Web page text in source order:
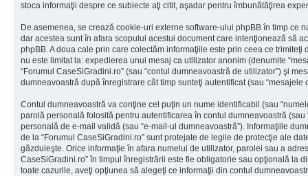
stoca informaţii despre ce subiecte aţi citit, aşadar pentru îmbunătăţirea
De asemenea, se crează cookie-uri externe software-ului phpBB în timp ce
dar acestea sunt în afara scopului acestui document care intenţionează să
phpBB. A doua cale prin care colectăm informaţiile este prin ceea ce trimiteţi
nu este limitat la: expedierea unui mesaj ca utilizator anonim (denumite
“Forumul CaseSiGradini.ro” (sau “contul dumneavoastră de utilizator”) şi
dumneavoastră după înregistrare cât timp sunteţi autentificat (sau “mesajele
Contul dumneavoastră va conţine cel puţin un nume identificabil (sau
parolă personală folosită pentru autentificarea în contul dumneavoastră (sau
personală de e-mail validă (sau “e-mail-ul dumneavoastră”). Informaţiile
de la “Forumul CaseSiGradini.ro” sunt protejate de legile de protecţie ale
găzduieşte. Orice informaţie în afara numelui de utilizator, parolei sau a
CaseSiGradini.ro” în timpul înregistrării este fie obligatorie sau opţională la
toate cazurile, aveţi opţiunea să alegeţi ce informaţii din contul